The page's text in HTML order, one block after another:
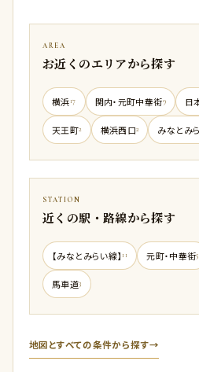
AREA
お近くのエリアから探す
横浜17 関内・元町中華街9 日
天王町2 横浜西口2 みなとみ
STATION
近くの駅・路線から探す
【みなとみらい線】 11 元町・中華街5
馬車道3
地図とすべての条件から探す→